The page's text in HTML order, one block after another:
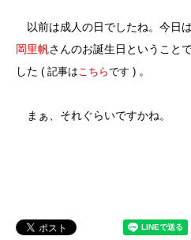
以前は成人の日でしたね。今日
岡里帆さんのお誕生日ということ
した ( 記事はこちらです ) 。
まぁ、それぐらいですかね。